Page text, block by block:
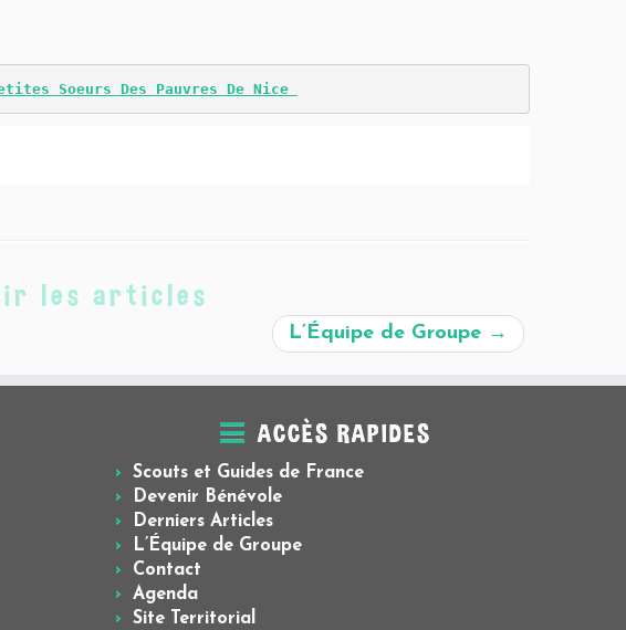
Soeurs Des Pauvres De Nice
les articles
L’Équipe de Groupe →
ACCÈS RAPIDES
Scouts et Guides de France
Devenir Bénévole
Derniers Articles
L’Équipe de Groupe
Contact
Agenda
Site Territorial